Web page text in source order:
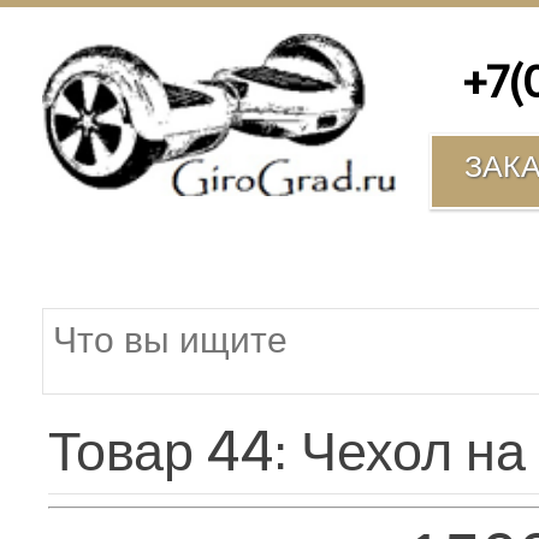
Товар 44: Чехол